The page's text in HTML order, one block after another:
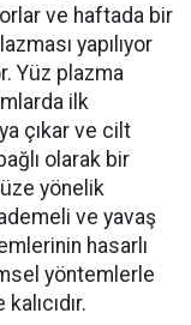
ve haftada bir
yapılıyor
Yüz plazma
ilk
çıkar ve cilt
olarak bir
yönelik
ve yavaş
hasarlı
yöntemlerle